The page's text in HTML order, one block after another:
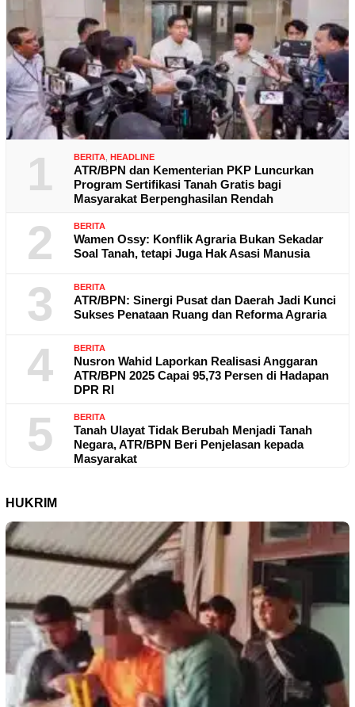
1 BERITA HEADLINE
ATR/BPN dan Kementerian PKP Luncurkan
Program Sertifikasi Tanah Gratis bagi
Masyarakat Berpenghasilan Rendah
2 BERITA
Wamen Ossy: Konflik Agraria Bukan Sekadar
Soal Tanah, tetapi Juga Hak Asasi Manusia
3 BERITA
ATR/BPN: Sinergi Pusat dan Daerah Jadi Kunci
Sukses Penataan Ruang dan Reforma Agraria
4 BERITA
Nusron Wahid Laporkan Realisasi Anggaran
ATR/BPN 2025 Capai 95,73 Persen di Hadapan
DPR RI
5 BERITA
Tanah Ulayat Tidak Berubah Menjadi Tanah
Negara, ATR/BPN Beri Penjelasan kepada
Masyarakat
HUKRIM